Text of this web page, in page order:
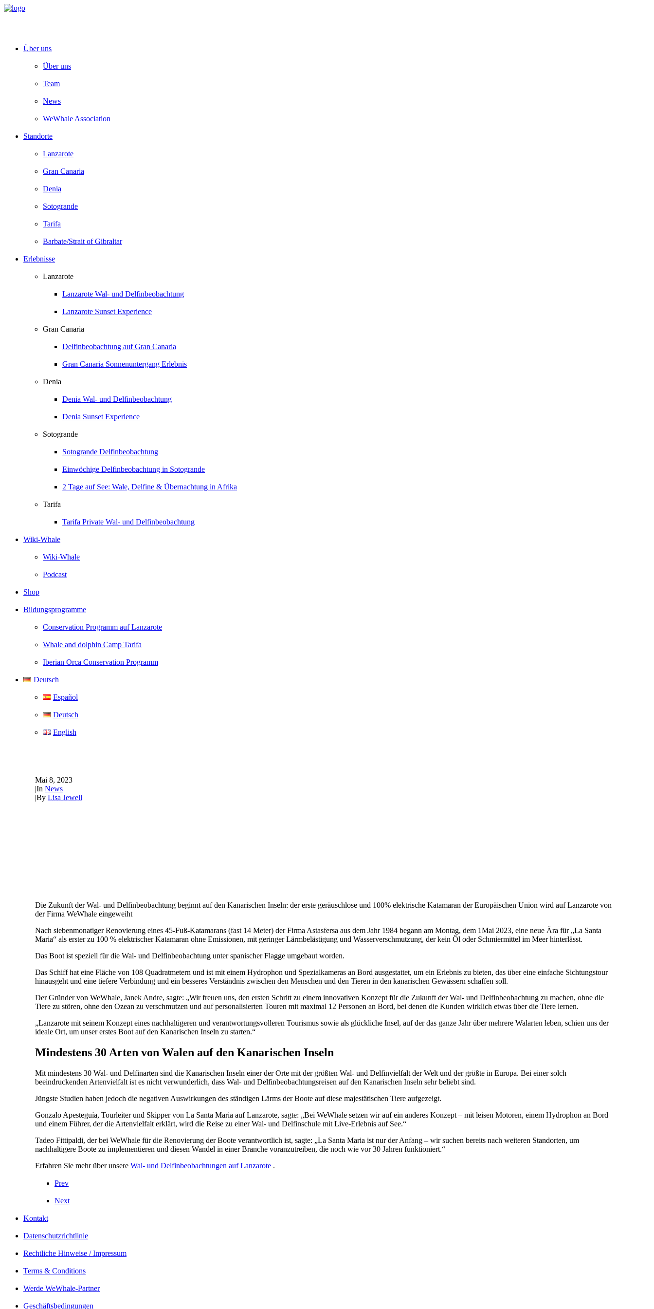
Über uns
Über uns
Team
News
WeWhale Association
Standorte
Lanzarote
Gran Canaria
Denia
Sotogrande
Tarifa
Barbate/Strait of Gibraltar
Erlebnisse
Lanzarote
Lanzarote Wal- und Delfinbeobachtung
Lanzarote Sunset Experience
Gran Canaria
Delfinbeobachtung auf Gran Canaria
Gran Canaria Sonnenuntergang Erlebnis
Denia
Denia Wal- und Delfinbeobachtung
Denia Sunset Experience
Sotogrande
Sotogrande Delfinbeobachtung
Einwöchige Delfinbeobachtung in Sotogrande
2 Tage auf See: Wale, Delfine & Übernachtung in Afrika
Tarifa
Tarifa Private Wal- und Delfinbeobachtung
Wiki-Whale
Wiki-Whale
Podcast
Shop
Bildungsprogramme
Conservation Programm auf Lanzarote
Whale and dolphin Camp Tarifa
Iberian Orca Conservation Programm
Deutsch
Español
Deutsch
English
Mai 8, 2023
|In News
|By Lisa Jewell
Die Zukunft der Wal- und Delfinbeobachtung beginnt auf den Kanarischen Inseln: der erste geräuschlose und 100% elektrische Katamaran der Europäischen Union wird auf Lanzarote von
der Firma WeWhale eingeweiht
Nach siebenmonatiger Renovierung eines 45-Fuß-Katamarans (fast 14 Meter) der FirmaAstasfersa aus dem Jahr 1984 begann am Montag, dem 1Mai 2023, eine neue Ära für „La Santa
Maria“ als erster zu 100 % elektrischer Katamaran ohne Emissionen, mit geringer Lärmbelästigung und Wasserverschmutzung, der kein Öl oder Schmiermittel im Meer hinterlässt.
Das Boot ist speziell für die Wal- und Delfinbeobachtung unter spanischer Flagge umgebaut worden.
Das Schiff hat eine Fläche von 108 Quadratmetern und ist mit einem Hydrophon und Spezialkameras an Bord ausgestattet, um ein Erlebnis zu bieten, das über eine einfache Sichtungstour
hinausgeht und eine tiefere Verbindung und ein besseres Verständnis zwischen den Menschen und den Tieren in den kanarischen Gewässern schaffen soll.
Der Gründer von WeWhale, Janek Andre, sagte: „Wir freuen uns, den ersten Schritt zu einem innovativen Konzept für die Zukunft der Wal- und Delfinbeobachtung zu machen, ohne die
Tiere zu stören, ohne den Ozean zu verschmutzen und auf personalisierten Touren mit maximal 12 Personen an Bord, bei denen die Kunden wirklich etwas über die Tiere lernen.
„Lanzarote mit seinem Konzept eines nachhaltigeren und verantwortungsvolleren Tourismus sowie als glückliche Insel, auf der das ganze Jahr über mehrere Walarten leben, schien uns der
ideale Ort, um unser erstes Boot auf den Kanarischen Inseln zu starten.“
Mindestens 30 Arten von Walen auf den Kanarischen Inseln
Mit mindestens 30 Wal- und Delfinarten sind die Kanarischen Inseln einer der Orte mit der größten Wal- und Delfinvielfalt der Welt und der größte in Europa. Bei einer solch
beeindruckenden Artenvielfalt ist es nicht verwunderlich, dass Wal- und Delfinbeobachtungsreisen auf den Kanarischen Inseln sehr beliebt sind.
Jüngste Studien haben jedoch die negativen Auswirkungen des ständigen Lärms der Boote auf diese majestätischen Tiere aufgezeigt.
Gonzalo Apesteguía, Tourleiter und Skipper von La Santa Maria auf Lanzarote, sagte: „Bei WeWhale setzen wir auf ein anderes Konzept – mit leisen Motoren, einem Hydrophon an Bord
und einem Führer, der die Artenvielfalt erklärt, wird die Reise zu einer Wal- und Delfinschule mit Live-Erlebnis auf See.“
Tadeo Fittipaldi, der bei WeWhale für die Renovierung der Boote verantwortlich ist, sagte: „La Santa Maria ist nur der Anfang – wir suchen bereits nach weiteren Standorten, um
nachhaltigere Boote zu implementieren und diesen Wandel in einer Branche voranzutreiben, die noch wie vor 30 Jahren funktioniert.“
Erfahren Sie mehr über unsere Wal- und Delfinbeobachtungen auf Lanzarote .
Prev
Next
Kontakt
Datenschutzrichtlinie
Rechtliche Hinweise / Impressum
Terms & Conditions
Werde WeWhale-Partner
Geschäftsbedingungen